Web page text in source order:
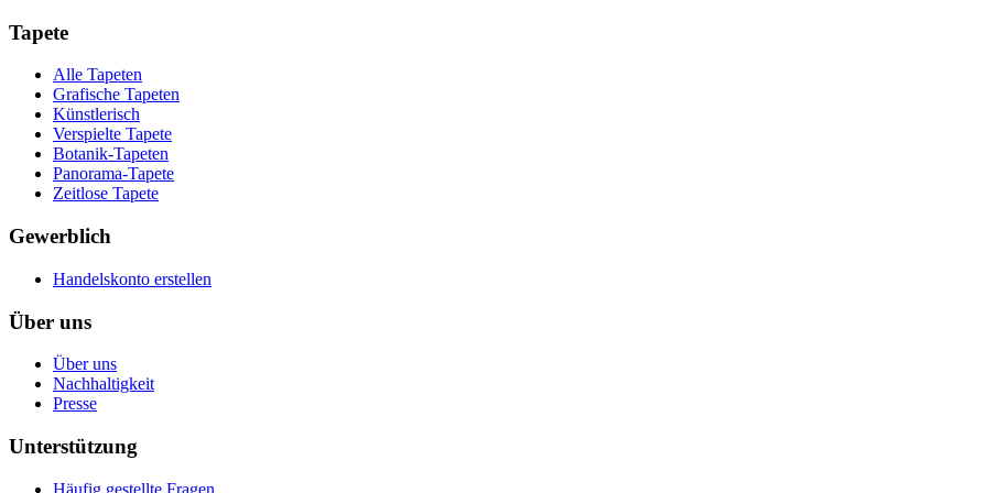
Tapete
Alle Tapeten
Grafische Tapeten
Künstlerisch
Verspielte Tapete
Botanik-Tapeten
Panorama-Tapete
Zeitlose Tapete
Gewerblich
Handelskonto erstellen
Über uns
Über uns
Nachhaltigkeit
Presse
Unterstützung
Häufig gestellte Fragen